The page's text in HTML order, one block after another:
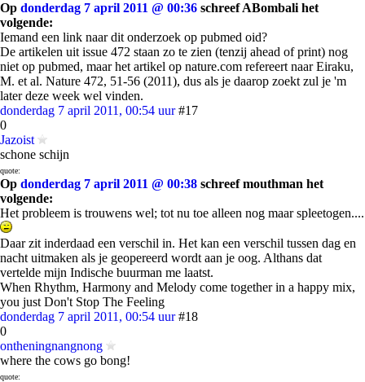
Op donderdag 7 april 2011 @ 00:36 schreef ABombali het
volgende:
Iemand een link naar dit onderzoek op pubmed oid?
De artikelen uit issue 472 staan zo te zien (tenzij ahead of print) nog
niet op pubmed, maar het artikel op nature.com refereert naar Eiraku,
M. et al. Nature 472, 51-56 (2011), dus als je daarop zoekt zul je 'm
later deze week wel vinden.
donderdag 7 april 2011, 00:54 uur #17
0
Jazoist
schone schijn
quote:
Op donderdag 7 april 2011 @ 00:38 schreef mouthman het
volgende:
Het probleem is trouwens wel; tot nu toe alleen nog maar spleetogen....
Daar zit inderdaad een verschil in. Het kan een verschil tussen dag en
nacht uitmaken als je geopereerd wordt aan je oog. Althans dat
vertelde mijn Indische buurman me laatst.
When Rhythm, Harmony and Melody come together in a happy mix,
you just Don't Stop The Feeling
donderdag 7 april 2011, 00:54 uur #18
0
ontheningnangnong
where the cows go bong!
quote: